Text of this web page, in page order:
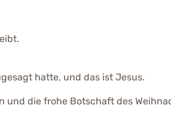
hatte, und das ist Jesus.
und die frohe Botschaft des